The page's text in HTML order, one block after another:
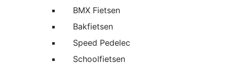
BMX Fietsen
Bakfietsen
Speed Pedelec
Schoolfietsen